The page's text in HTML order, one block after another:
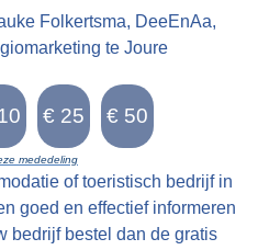
Folkertsma, DeeEnAa,
te Joure
mededeling
of toeristisch bedrijf in
goed en effectief informeren
bedrijf bestel dan de gratis